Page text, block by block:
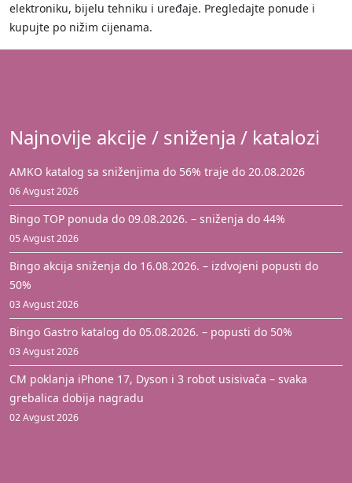
elektroniku, bijelu tehniku i uređaje. Pregledajte ponude i
kupujte po nižim cijenama.
Najnovije akcije / sniženja / katalozi
AMKO katalog sa sniženjima do 56% traje do 20.08.2026
06 Avgust 2026
Bingo TOP ponuda do 09.08.2026. – sniženja do 44%
05 Avgust 2026
Bingo akcija sniženja do 16.08.2026. – izdvojeni popusti do
50%
03 Avgust 2026
Bingo Gastro katalog do 05.08.2026. – popusti do 50%
03 Avgust 2026
CM poklanja iPhone 17, Dyson i 3 robot usisivača – svaka
grebalica dobija nagradu
02 Avgust 2026